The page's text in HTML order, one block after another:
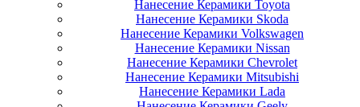
Нанесение Керамики Toyota
Нанесение Керамики Skoda
Нанесение Керамики Volkswagen
Нанесение Керамики Nissan
Нанесение Керамики Chevrolet
Нанесение Керамики Mitsubishi
Нанесение Керамики Lada